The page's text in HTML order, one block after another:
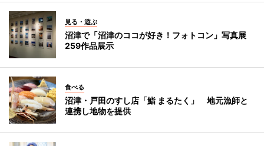
見る・遊ぶ
沼津で「沼津のココが好き！フォトコン」写真展
259作品展示
食べる
沼津・戸田のすし店「鮨 まるたく」 地元漁師と
連携し地物を提供